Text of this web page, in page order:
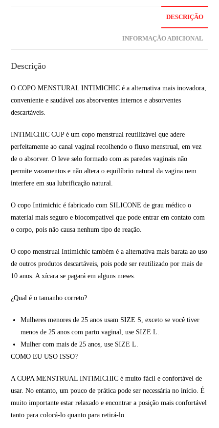
DESCRIÇÃO
INFORMAÇÃO ADICIONAL
Descrição
O COPO MENSTURAL INTIMICHIC é a alternativa mais inovadora,
conveniente e saudável aos absorventes internos e absorventes
descartáveis.
INTIMICHIC CUP é um copo menstrual reutilizável que adere
perfeitamente ao canal vaginal recolhendo o fluxo menstrual, em vez
de o absorver. O leve selo formado com as paredes vaginais não
permite vazamentos e não altera o equilíbrio natural da vagina nem
interfere em sua lubrificação natural.
O copo Intimichic é fabricado com SILICONE de grau médico o
material mais seguro e biocompatível que pode entrar em contato com
o corpo, pois não causa nenhum tipo de reação.
O copo menstrual Intimichic também é a alternativa mais barata ao uso
de outros produtos descartáveis, pois pode ser reutilizado por mais de
10 anos. A xícara se pagará em alguns meses.
¿Qual é o tamanho correto?
Mulheres menores de 25 anos usam SIZE S, exceto se você tiver
menos de 25 anos com parto vaginal, use SIZE L.
Mulher com mais de 25 anos, use SIZE L.
COMO EU USO ISSO?
A COPA MENSTRUAL INTIMICHIC é muito fácil e confortável de
usar. No entanto, um pouco de prática pode ser necessária no início. É
muito importante estar relaxado e encontrar a posição mais confortável
tanto para colocá-lo quanto para retirá-lo.